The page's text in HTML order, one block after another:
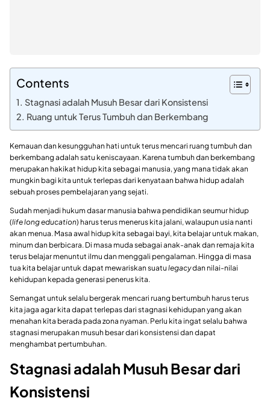
Contents
Stagnasi adalah Musuh Besar dari Konsistensi
Ruang untuk Terus Tumbuh dan Berkembang
Kemauan dan kesungguhan hati untuk terus mencari ruang tumbuh dan
berkembang adalah satu keniscayaan. Karena tumbuh dan berkembang
merupakan hakikat hidup kita sebagai manusia, yang mana tidak akan
mungkin bagi kita untuk terlepas dari kenyataan bahwa hidup adalah
sebuah proses pembelajaran yang sejati.
Sudah menjadi hukum dasar manusia bahwa pendidikan seumur hidup
(life long education) harus terus menerus kita jalani, walaupun usia nanti
akan menua. Masa awal hidup kita sebagai bayi, kita belajar untuk makan,
minum dan berbicara. Di masa muda sebagai anak-anak dan remaja kita
terus belajar menuntut ilmu dan menggali pengalaman. Hingga di masa
tua kita belajar untuk dapat mewariskan suatu legacydan nilai-nilai
kehidupan kepada generasi penerus kita.
Semangat untuk selalu bergerak mencari ruang bertumbuh harus terus
kita jaga agar kita dapat terlepas dari stagnasi kehidupan yang akan
menahan kita berada pada zona nyaman. Perlu kita ingat selalu bahwa
stagnasi merupakan musuh besar dari konsistensi dan dapat
menghambat pertumbuhan.
Stagnasi adalah Musuh Besar dari
Konsistensi